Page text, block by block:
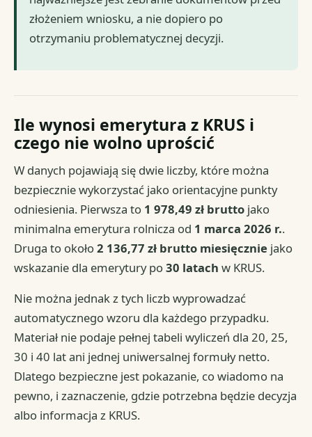
złożeniem wniosku, a nie dopiero po
otrzymaniu problematycznej decyzji.
Ile wynosi emerytura z KRUS i
czego nie wolno uprościć
W danych pojawiają się dwie liczby, które można
bezpiecznie wykorzystać jako orientacyjne punkty
odniesienia. Pierwsza to 1 978,49 zł brutto jako
minimalna emerytura rolnicza od 1 marca 2026 r..
Druga to około2 136,77 zł brutto miesięcznie jako
wskazanie dla emerytury po30 latach w KRUS.
Nie można jednak z tych liczb wyprowadzać
automatycznego wzoru dla każdego przypadku.
Materiał nie podaje pełnej tabeli wyliczeń dla 20, 25,
30 i 40 lat ani jednej uniwersalnej formuły netto.
Dlatego bezpieczne jest pokazanie, co wiadomo na
pewno, i zaznaczenie, gdzie potrzebna będzie decyzja
albo informacja z KRUS.